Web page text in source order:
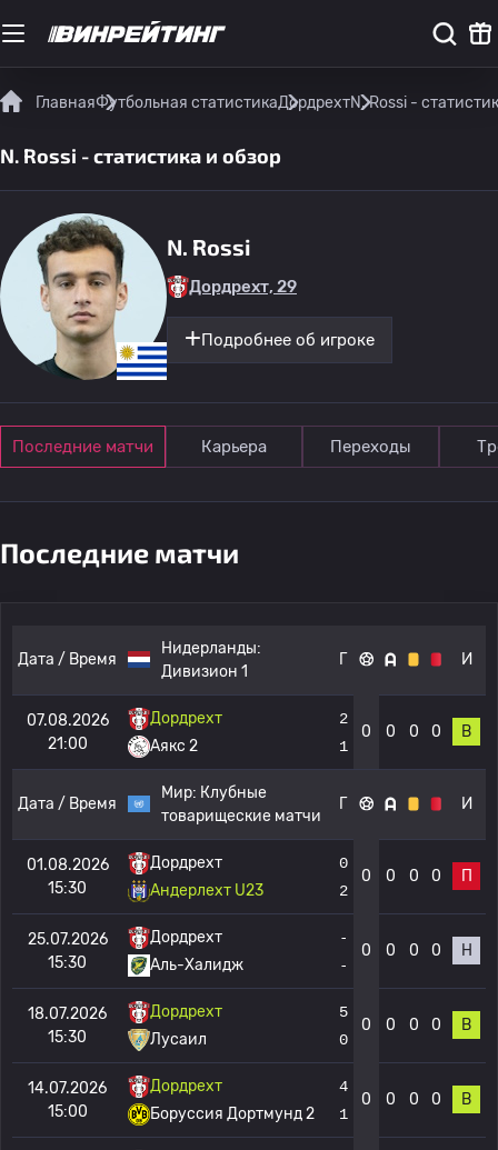
ГлавнаяФутбольная статистикаДордрехтN. Rossi -
N. Rossi - статистика и обзор
N. Rossi
Дордрехт, 29
Подробнее об игроке
Последние матчи Карьера Переходы
Последние матчи
Дата / Время
Нидерланды:
Дивизион 1
Г И
07.08.2026
21:00
Дордрехт
Аякс 2
2
1
0 0 0 0 В
Дата / Время
Мир: Клубные
товарищеские матчи
Г И
01.08.2026
15:30
Дордрехт
Андерлехт U23
0
2
0 0 0 0 П
25.07.2026
15:30
Дордрехт
Аль-Халидж
-
-
0 0 0 0 Н
18.07.2026
15:30
Дордрехт
Лусаил
5
0
0 0 0 0 В
14.07.2026
15:00
Дордрехт
Боруссия Дортмунд 2
4
1
0 0 0 0 В